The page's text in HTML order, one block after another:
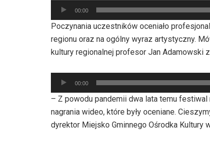
Odtwarzacz
plików
dźwiękowych
00:00
Poczynania uczestników oceniało
regionu oraz na ogólny wyraz artystyczny.
kultury regionalnej profesor Jan Adamowski
Odtwarzacz
plików
dźwiękowych
00:00
– Z powodu pandemii dwa lata temu festiwal
nagrania wideo, które były oceniane.
dyrektor Miejsko Gminnego Ośrodka Kultury